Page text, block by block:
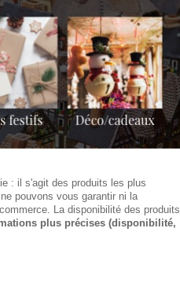
: il s'agit des produits les plus
pouvons vous garantir ni la
La disponibilité des produits
plus précises (disponibilité,